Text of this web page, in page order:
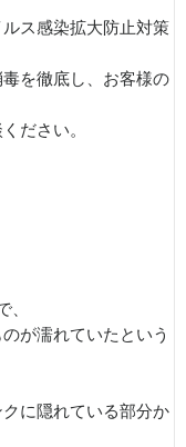
ス感染拡大防止対策
を徹底し、お客様の
ださい。
、
が濡れていたという
に隠れている部分か